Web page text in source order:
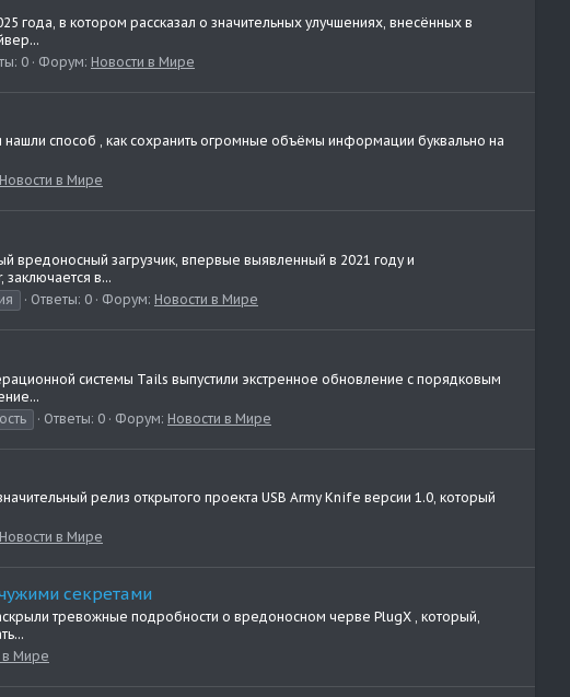
года, в котором рассказал о значительных улучшениях, внесённых в
0 Форум: Новости в Мире
способ , как сохранить огромные объёмы информации буквально на
Новости в Мире
вредоносный загрузчик, впервые выявленный в 2021 году и
в...
Ответы: 0 Форум: Новости в Мире
системы Tails выпустили экстренное обновление с порядковым
Ответы: 0 Форум: Новости в Мире
релиз открытого проекта USB Army Knife версии 1.0, который
Новости в Мире
секретами
тревожные подробности о вредоносном черве PlugX , который,
в Мире